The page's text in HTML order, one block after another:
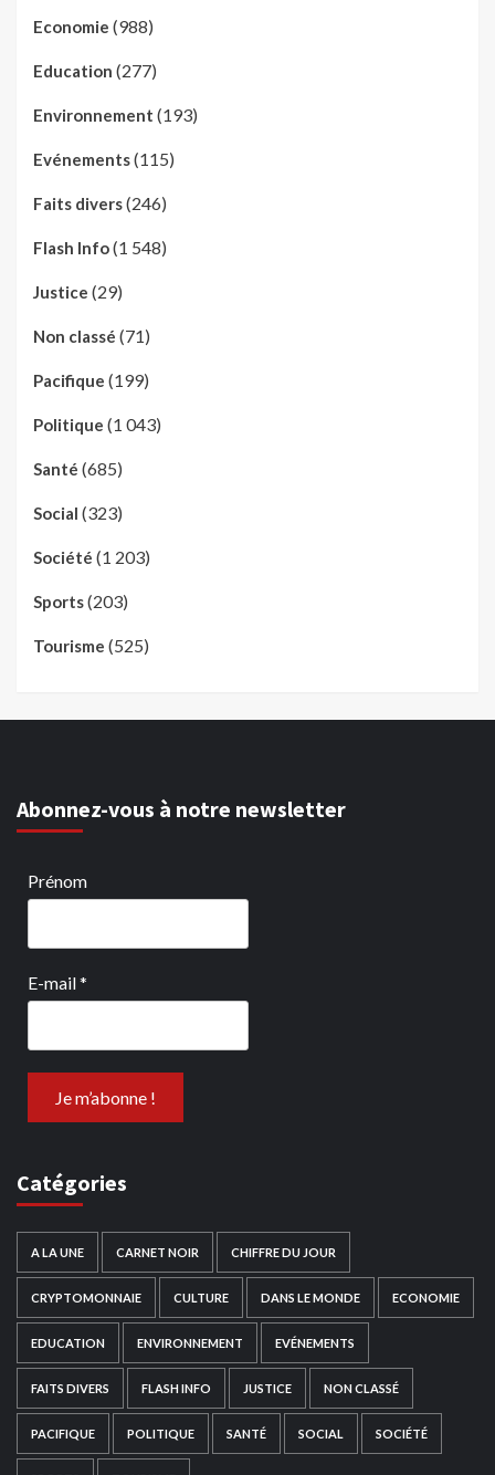
Economie (988)
Education (277)
Environnement (193)
Evénements(115)
Faits divers(246)
Flash Info(1 548)
Justice (29)
Non classé (71)
Pacifique (199)
Politique (1 043)
Santé (685)
Social (323)
Société (1 203)
Sports(203)
Tourisme (525)
Abonnez-vous à notre newsletter
Prénom
E-mail*
Catégories
A LA UNE CARNET NOIR CHIFFRE DU JOUR
CRYPTOMONNAIE CULTURE DANS LE MONDE ECONOMIE
EDUCATION ENVIRONNEMENT EVÉNEMENTS
FAITS DIVERS FLASH INFO JUSTICE NON CLASSÉ
PACIFIQUE POLITIQUE SANTÉ SOCIAL SOCIÉTÉ